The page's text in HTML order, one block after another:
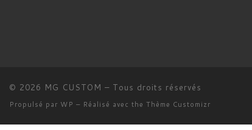
© 2026 MG CUSTOM – Tous droits réservés
Propulsé par WP – Réalisé avec the Thème Customizr